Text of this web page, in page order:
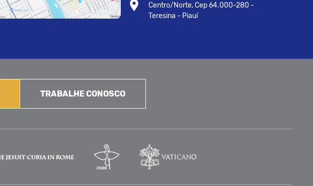
Centro/Norte, Cep 64.000-280 -
Teresina - Piauí
TRABALHE CONOSCO